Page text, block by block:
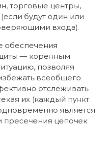
торговые центры,
будут один или
входа).
обеспечения
— коренным
позволяя
всеобщего
отслеживать
их (каждый пункт
является
цепочек